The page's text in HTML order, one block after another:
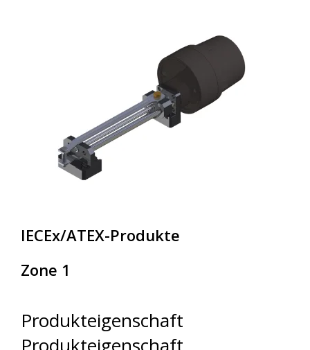
IECEx/ATEX-Produkte
Zone 1
Produkteigenschaft